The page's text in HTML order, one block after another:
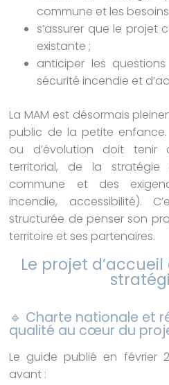
commune et les
s’assurer que le projet
existante ;
anticiper les
sécurité incendie et
La MAM est désormais
public de la petite enfance.
ou d’évolution doit tenir
territorial, de la
commune et des
incendie, accessibilité).
structurée de penser son
territoire et ses partenaires.
Le projet
🔹 Charte nationale et
qualité au cœur du
Le guide publié en février
avant :